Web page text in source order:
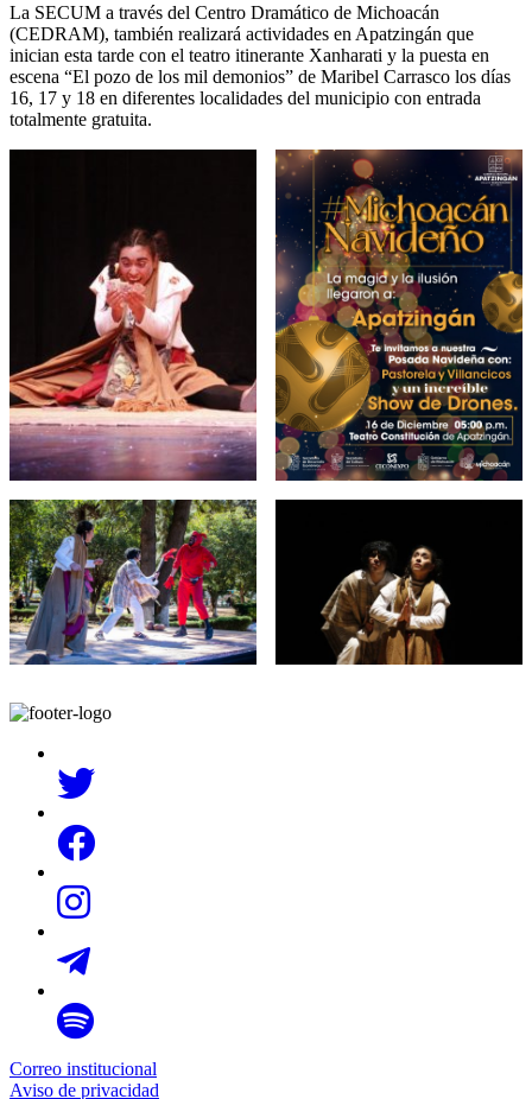
La SECUM a través del Centro Dramático de Michoacán
(CEDRAM), también realizará actividades en Apatzingán que
inician esta tarde con el teatro itinerante Xanharati y la puesta en
escena “El pozo de los mil demonios” de Maribel Carrasco los días
16, 17 y 18 en diferentes localidades del municipio con entrada
totalmente gratuita.
Correo institucional
Aviso de privacidad